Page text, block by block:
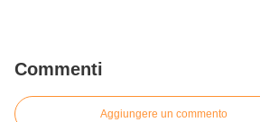
Commenti
Aggiungere un commento